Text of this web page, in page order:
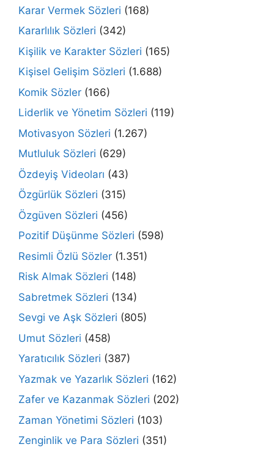
Karar Vermek Sözleri (168)
Kararlılık Sözleri (342)
Kişilik ve Karakter Sözleri (165)
Kişisel Gelişim Sözleri (1.688)
Komik Sözler (166)
Liderlik ve Yönetim Sözleri (119)
Motivasyon Sözleri (1.267)
Mutluluk Sözleri (629)
Özdeyiş Videoları (43)
Özgürlük Sözleri (315)
Özgüven Sözleri (456)
Pozitif Düşünme Sözleri (598)
Resimli Özlü Sözler (1.351)
Risk Almak Sözleri (148)
Sabretmek Sözleri (134)
Sevgi ve Aşk Sözleri (805)
Umut Sözleri (458)
Yaratıcılık Sözleri (387)
Yazmak ve Yazarlık Sözleri (162)
Zafer ve Kazanmak Sözleri (202)
Zaman Yönetimi Sözleri (103)
Zenginlik ve Para Sözleri (351)